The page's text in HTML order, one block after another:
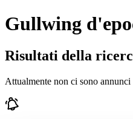
Gullwing
Risultati della
Attualmente non ci sono